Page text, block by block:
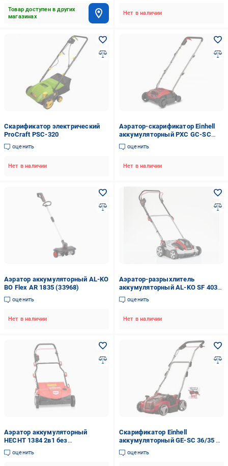
Товар доступен в других
магазинах
Нет в наличии
Скарификатор электрический
ProCraft PSC-320
оценить
Нет в наличии
Аэратор-скарификатор Einhell
аккумуляторный PXC GC-SC
18/28 DS Li - Solo 3420625
оценить
Нет в наличии
Аэратор аккумуляторный AL-KO
BO Flex AR 1835 (33968)
оценить
Нет в наличии
Аэратор-разрыхлитель
аккумуляторный AL-KO SF 4036
(113574)
оценить
Нет в наличии
Аэратор аккумуляторный
HECHT 1384 2в1 без
аккумулятора и зарядного
устройства (56658)
оценить
Скарификатор Einhell
аккумуляторный GE-SC 36/35 Li
- Solo 3420680
оценить